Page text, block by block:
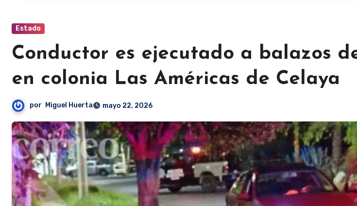
Estado
Conductor es ejecutado a balazos
en colonia Las Américas de Celaya
por Miguel Huerta mayo 22, 2026